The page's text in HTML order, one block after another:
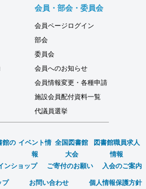
会員・部会・委員会
会員ページログイン
部会
委員会
会員へのお知らせ
会員情報変更・各種申請
施設会員配付資料一覧
代議員選挙
館の イベント情
報
全国図書館
大会
図書館職員求人
情報
ンショップ ご寄付のお願い 入会のご案内
プ お問い合わせ 個人情報保護方針